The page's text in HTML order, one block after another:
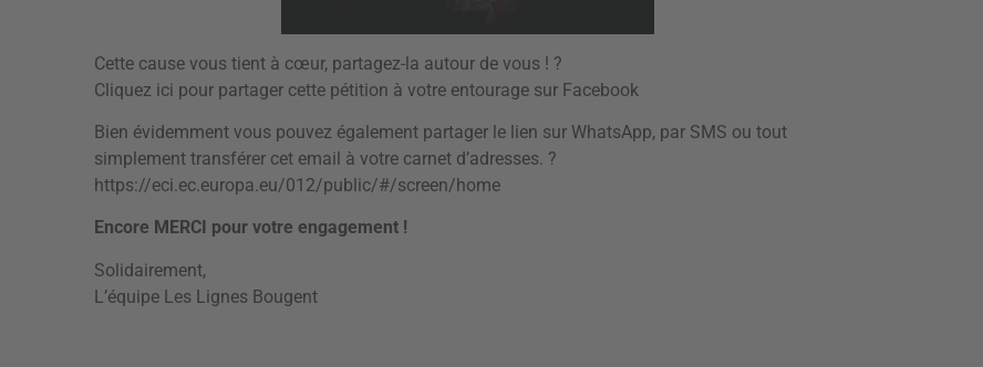
Cette cause vous tient à cœur, partagez-la autour de vous ! ?
Cliquez ici pour partager cette pétition à votre entourage sur Facebook
Bien évidemment vous pouvez également partager le lien sur WhatsApp, par SMS ou tout
simplement transférer cet email à votre carnet d’adresses. ?
https://eci.ec.europa.eu/012/public/#/screen/home
Encore MERCI pour votre engagement !
Solidairement,
L’équipe Les Lignes Bougent